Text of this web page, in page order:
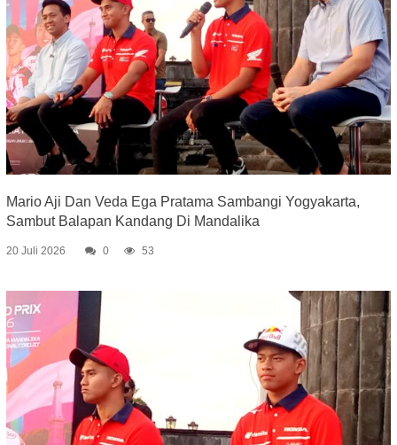
Mario Aji Dan Veda Ega Pratama Sambangi Yogyakarta,
Sambut Balapan Kandang Di Mandalika
20 Juli 2026 0 53